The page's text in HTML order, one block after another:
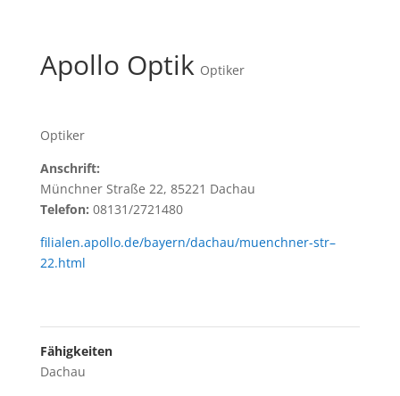
Apollo Optik Optiker
Optiker
Anschrift:
Münchner Straße 22, 85221 Dachau
Telefon: 08131/2721480
filialen.apollo.de/bayern/dachau/muenchner-str–
22.html
Fähigkeiten
Dachau